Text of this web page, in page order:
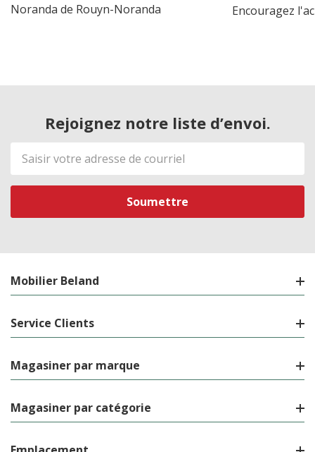
Noranda de Rouyn-Noranda
Encouragez
Rejoignez notre liste d’envoi.
Adresse
de
courriel
Mobilier Beland
Service Clients
Magasiner par marque
Magasiner par catégorie